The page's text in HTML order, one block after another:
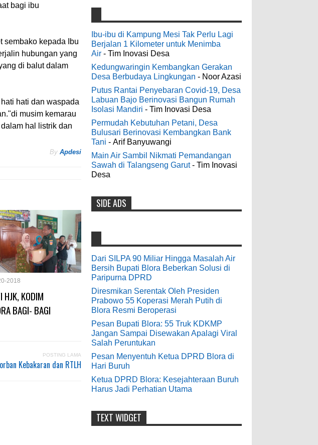
bagi ibu
sembako kepada Ibu
hubungan yang
di balut dalam
hati dan waspada
musim kemarau
hal listrik dan
By Apdesi
2018
HJK, KODIM
BAGI- BAGI
POSTING LAMA
Kebakaran dan RTLH
4000 Petani Hutan Blora Bakal
Digelontor Bantuan CSR Jumbo dan
Bibit Ternak Gratis
0 8-4-2026
Indonesia Ceria Run Diharapkan
Bawa Dampak Positif Bagi Olah
Raga dan Ekonomi Blora
Dari SILPA 90 Miliar Hingga
Masalah Air Bersih Bupati Blora
Beberkan Solusi di Paripurna DPRD
Diresmikan Serentak Oleh Presiden
Pesan Bupati Blora: 55 Truk KDKMP
Jangan Sampai Disewakan Apalagi
Viral Salah Peruntukan
0 5-10-2026
galateapacino:
3-6-2022
Men's Black Titanium Wedding
Band - The Ottawa SenatorsThe Men's
Black titanium i phone case Titanium
Wedding Band is the world's first
dedicated wedding band how strong is
titanium for Wo...
odenjaea:
3-4-2022
Casino - DrmcdCasino is 부산
광역 출장안마 open and excited 고양 출장
샵 to welcome you back 의정부 출장샵 to
gaming! Experience our great mix of slots,
table games 제주 출장안마 and video
Anonymous:
9-28-2020
bolehkah kami study banding
di akir bulan oktober 2020 ini ?
Anonymous:
Mudah mudahan dengan jalan
yang baik bisa meningkatkan ekonomi
masyarakat sekitar. Amin
Anonymous:
7-21-2019
honorer
Ibu-ibu di Kampung Mesi Tak Perlu Lagi
Berjalan 1 Kilometer untuk Menimba
Air - Tim Inovasi Desa
Kedungwaringin Kembangkan Gerakan
Desa Berbudaya Lingkungan - Noor Azasi
Putus Rantai Penyebaran Covid-19, Desa
Labuan Bajo Berinovasi Bangun Rumah
Isolasi Mandiri - Tim Inovasi Desa
Permudah Kebutuhan Petani, Desa
Bulusari Berinovasi Kembangkan Bank
Tani - Arif Banyuwangi
Main Air Sambil Nikmati Pemandangan
Sawah di Talangseng Garut- Tim Inovasi
Desa
SIDE ADS
Dari SILPA 90 Miliar Hingga Masalah Air
Bersih Bupati Blora Beberkan Solusi di
Paripurna DPRD
Diresmikan Serentak Oleh Presiden
Prabowo 55 Koperasi Merah Putih di
Blora Resmi Beroperasi
Pesan Bupati Blora: 55 Truk KDKMP
Jangan Sampai Disewakan Apalagi Viral
Salah Peruntukan
Pesan Menyentuh Ketua DPRD Blora di
Hari Buruh
Ketua DPRD Blora: Kesejahteraan Buruh
Harus Jadi Perhatian Utama
TEXT WIDGET